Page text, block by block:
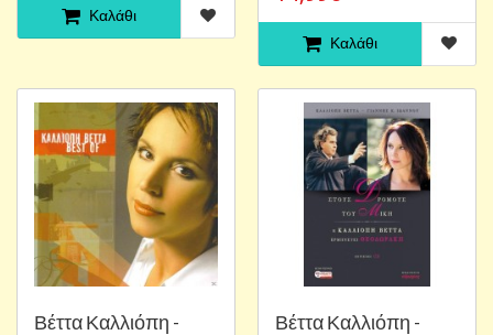
Καλάθι
Καλάθι
Βέττα Καλλιόπη -
Βέττα Καλλιόπη -